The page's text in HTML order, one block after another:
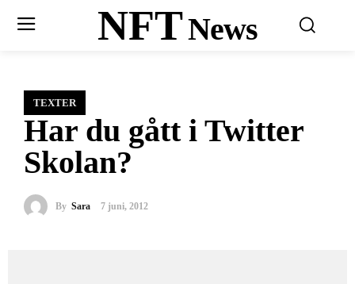
NFTNews
TEXTER
Har du gått i Twitter
Skolan?
By Sara 7 juni, 2012